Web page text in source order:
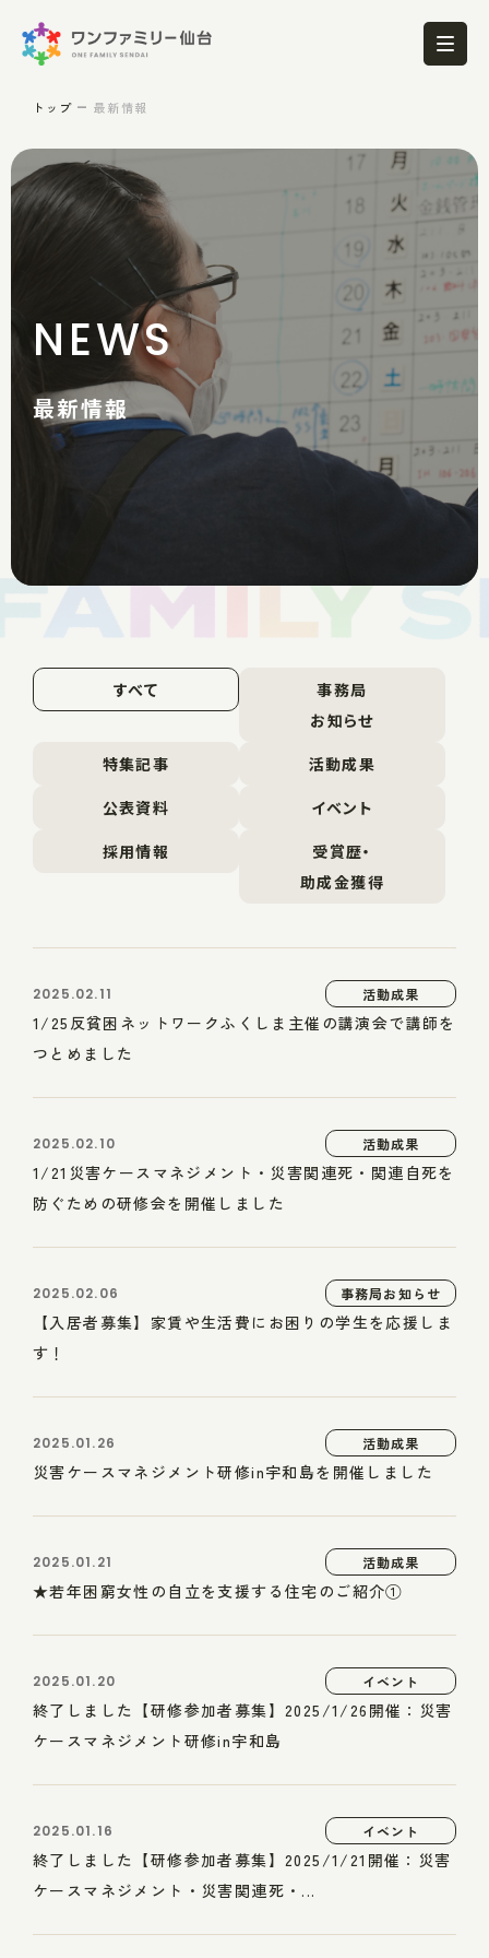
トップ 最新情報
NEWS
最新情報
すべて
事務局
お知らせ
特集記事
活動成果
公表資料
イベント
採用情報
受賞歴・
助成金獲得
2025.02.11 活動成果
1/25反貧困ネットワークふくしま主催の講演会で講師を
つとめました
2025.02.10 活動成果
1/21災害ケースマネジメント・災害関連死・関連自死を
防ぐための研修会を開催しました
2025.02.06 事務局お知らせ
【入居者募集】家賃や生活費にお困りの学生を応援しま
す！
2025.01.26 活動成果
災害ケースマネジメント研修in宇和島を開催しました
2025.01.21 活動成果
★若年困窮女性の自立を支援する住宅のご紹介①
2025.01.20 イベント
終了しました【研修参加者募集】2025/1/26開催：災害
ケースマネジメント研修in宇和島
2025.01.16 イベント
終了しました【研修参加者募集】2025/1/21開催：災害
ケースマネジメント・災害関連死・...